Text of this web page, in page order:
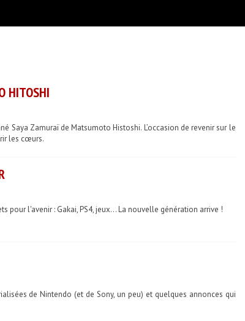
HITOSHI
Saya Zamuraï de Matsumoto Histoshi. L’occasion de revenir sur le
les cœurs.
pour l'avenir : Gakai, PS4, jeux... La nouvelle génération arrive !
de Nintendo (et de Sony, un peu) et quelques annonces qui